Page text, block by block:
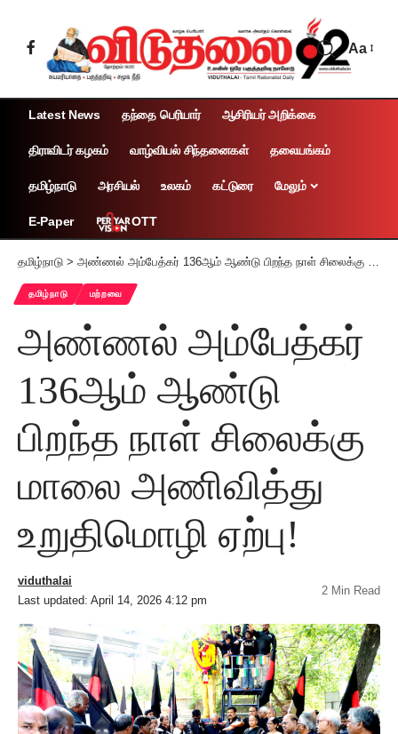
Aa
Latest News தந்தை பெரியார் ஆசிரியர் அறிக்கை
திராவிடர் கழகம் வாழ்வியல் சிந்தனைகள் தலையங்கம்
தமிழ்நாடு அரசியல் உலகம் கட்டுரை மேலும்
E-Paper OTT
தமிழ்நாடு > அண்ணல் அம்பேத்கர் 136ஆம் ஆண்டு பிறந்த நாள் சிலைக்கு மாலை அணிவித்து உறுதிமொழி ஏற்பு!
தமிழ்நாடு மற்றவை
அண்ணல் அம்பேத்கர்
136ஆம் ஆண்டு
பிறந்த நாள் சிலைக்கு
மாலை அணிவித்து
உறுதிமொழி ஏற்பு!
Last updated: April 14, 2026 4:12 pm
viduthalai
2 Min Read